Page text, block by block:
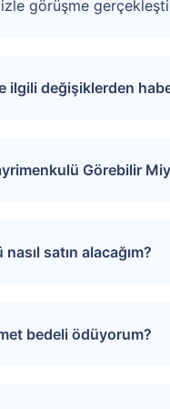
görüşme
ilgili değişiklerden
tarihlerinde
Görebilir
satın alacağım?
bedeli ödüyorum?